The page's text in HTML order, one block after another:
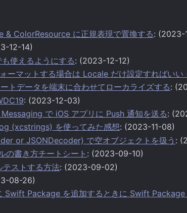
& ColorResource に正規表現で置換する: (2023-
12-14)
使えるようにする: (2023-12-12)
ーマットする場合は Locale だけ設定すればいい
トデータを端末に合わせてローカライズする:
: (2023-12-03)
で iOS アプリに Push 通知を送る:
(xcstrings) を使ってみた感想: (2023-11-08)
or JSONDecoder) で空オブジェクトを扱う :
の書き方チートシート : (2023-09-10)
ストする方法: (2023-09-02)
08-26)
Package を追加するときに Swift Package